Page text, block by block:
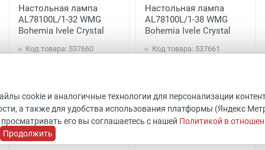
Настольная лампа
AL78100L/1-32 WMG
Bohemia Ivele Crystal
Код товара: 537660
9 351 руб.
Купить
Настольная лампа
AL78100L/1-38 WMG
Bohemia Ivele Crystal
Код товара: 537661
12 313 руб.
cookie и аналогичные технологии для персонализации
а также для удобства использования платформы (Яндекс
его вы соглашаетесь с нашей Политикой в
Продолжить